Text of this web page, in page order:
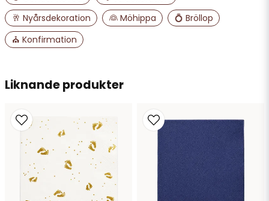
Liknande produkter
🥂 Nyårsdekoration
👰 Möhippa
💍 Bröllop
⛪ Konfirmation